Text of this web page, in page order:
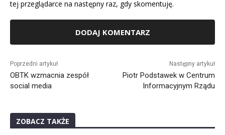
tej przeglądarce na następny raz, gdy skomentuję.
Poprzedni artykuł
OBTK wzmacnia zespół
social media
Następny artykuł
Piotr Podstawek w Centrum
Informacyjnym Rządu
ZOBACZ TAKŻE